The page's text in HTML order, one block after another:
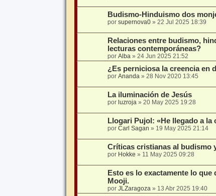
Budismo-Hinduismo dos
por supernova0» 22 Jul 2025 18:39
Relaciones entre budismo,
lecturas contemporáneas?
por Alba » 24 Jun 2025 21:52
¿Es perniciosa la creencia en
por Ananda » 28 Nov 2020 13:45
La iluminación de Jesús
por luzroja » 20 May 2025 19:28
Llogari Pujol: «He llegado a
por Carl Sagan » 19 May 2025 21:14
Críticas cristianas al budismo
por Hokke » 11 May 2025 09:28
Esto es lo exactamente lo
Mooji.
por JLZaragoza » 13 Abr 2025 19:40